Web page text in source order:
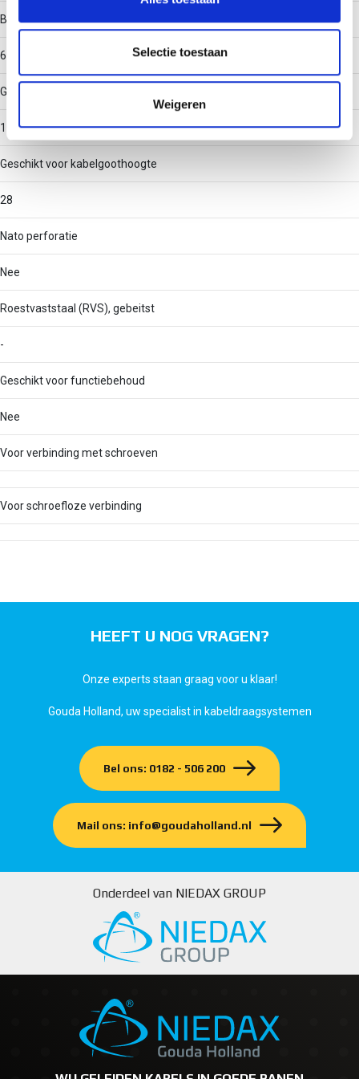
partners voor social media, adverteren en analyse. Deze
partners kunnen deze gegevens combineren met andere
verzameld op basis van uw gebruik van hun services.
Selectie toestaan
Weigeren
Binnenstraal
60
Geschikt voor kabelgootbreedte
100
Geschikt voor kabelgoothoogte
28
Nato perforatie
Nee
Roestvaststaal (RVS), gebeitst
-
Geschikt voor functiebehoud
Nee
Voor verbinding met schroeven
Voor schroefloze verbinding
HEEFT U NOG VRAGEN?
Onze experts staan graag voor u klaar!
Gouda Holland, uw specialist in kabeldraagsystemen
Bel ons: 0182 - 506 200
Mail ons: info@goudaholland.nl
Onderdeel van NIEDAX GROUP